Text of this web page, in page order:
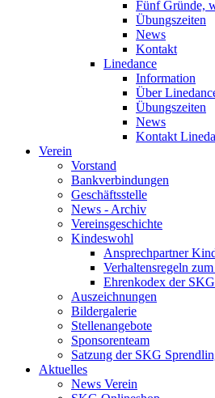
Fünf Gründe,
Übungszeiten
News
Kontakt
Linedance
Information
Über
Übungszeiten
News
Kontakt
Verein
Vorstand
Bankverbindungen
Geschäftsstelle
News - Archiv
Vereinsgeschichte
Kindeswohl
Ansprechpartner
Verhaltensregeln
Ehrenkodex der SKG
Auszeichnungen
Bildergalerie
Stellenangebote
Sponsorenteam
Satzung der SKG
Aktuelles
News Verein